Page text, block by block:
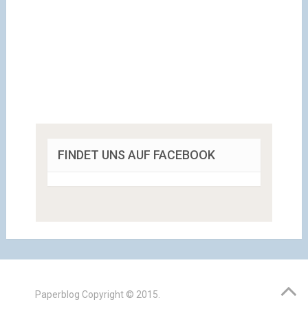
FINDET UNS AUF FACEBOOK
Paperblog Copyright © 2015.